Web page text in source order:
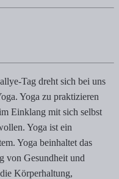
um Yoga. Yoga zu
Tag dreht sich bei uns
Yoga zu praktizieren
Einklang mit sich selbst
Yoga ist ein
Yoga beinhaltet das
von Gesundheit und
Körperhaltung,